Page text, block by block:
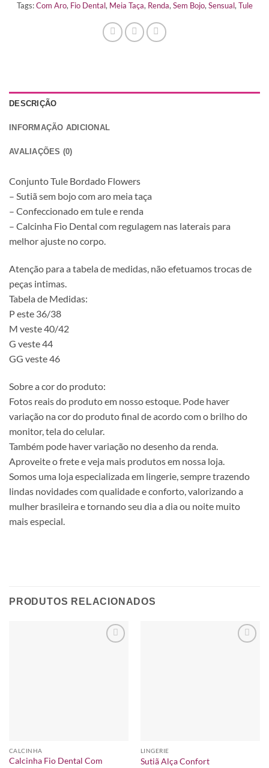
Tags:Com Aro, Fio Dental, Meia Taça, Renda,Sem Bojo,Sensual,Tule
DESCRIÇÃO
INFORMAÇÃO ADICIONAL
AVALIAÇÕES (0)
Conjunto Tule Bordado Flowers
– Sutiã sem bojo com aro meia taça
– Confeccionado em tule e renda
– Calcinha Fio Dental com regulagem nas laterais para
melhor ajuste no corpo.
Atenção para a tabela de medidas, não efetuamos trocas de
peças intimas.
Tabela de Medidas:
P este 36/38
M veste 40/42
G veste 44
GG veste 46
Sobre a cor do produto:
Fotos reais do produto em nosso estoque. Pode haver
variação na cor do produto final de acordo com o brilho do
monitor, tela do celular.
Também pode haver variação no desenho da renda.
Aproveite o frete e veja mais produtos em nossa loja.
Somos uma loja especializada em lingerie, sempre trazendo
lindas novidades com qualidade e conforto, valorizando a
mulher brasileira e tornando seu dia a dia ou noite muito
mais especial.
PRODUTOS RELACIONADOS
CALCINHA
Calcinha Fio Dental Com
LINGERIE
Sutiã Alça Confort